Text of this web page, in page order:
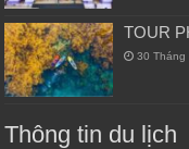
TOUR
30 Tháng
Thông tin du lịch